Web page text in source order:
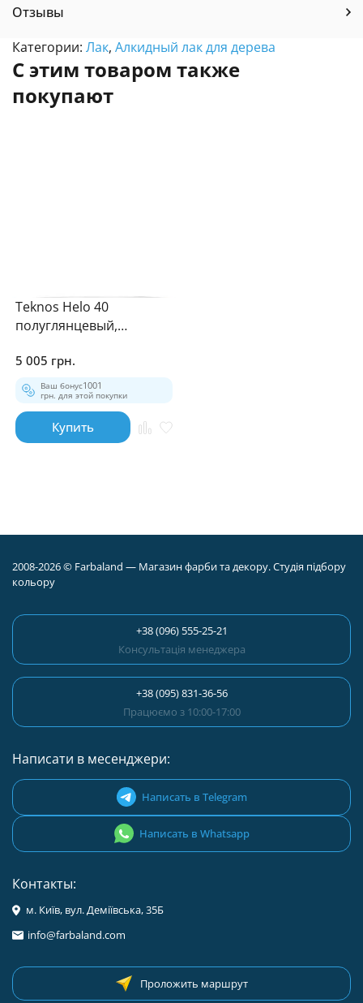
Отзывы
Категории: Лак, Алкидный лак для дерева
С этим товаром также
покупают
Teknos Helo 40
полуглянцевый,
9л
5 005 грн.
Ваш бонус1001
грн. для этой покупки
Купить
2008-2026 © Farbaland — Магазин фарби та декору. Студія підбору
кольору
+38 (096) 555-25-21
Консультація менеджера
+38 (095) 831-36-56
Працюємо з 10:00-17:00
Написати в месенджери:
Написать в Telegram
Написать в Whatsapp
Контакты:
м. Київ, вул. Деміївська, 35Б
info@farbaland.com
Проложить маршрут